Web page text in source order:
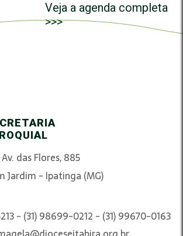
Veja a agenda completa
>>>
Av. das Flores, 885
Jardim - Ipatinga (MG)
- (31) 98699-0212 - (31) 99670-0163